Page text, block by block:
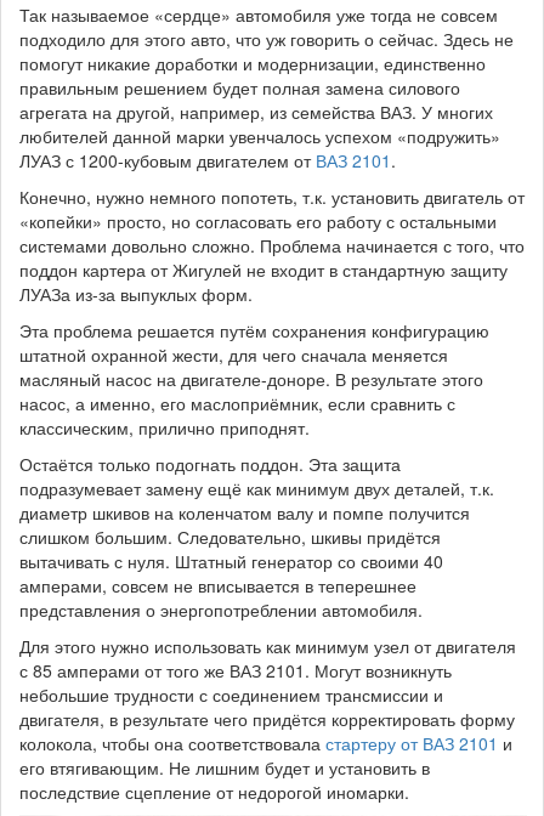
Так называемое «сердце» автомобиля уже тогда не совсем
подходило для этого авто, что уж говорить о сейчас. Здесь не
помогут никакие доработки и модернизации, единственно
правильным решением будет полная замена силового
агрегата на другой, например, из семейства ВАЗ. У многих
любителей данной марки увенчалось успехом «подружить»
ЛУАЗ с 1200-кубовым двигателем от ВАЗ 2101 .
Конечно, нужно немного попотеть, т.к. установить двигатель от
«копейки» просто, но согласовать его работу с остальными
системами довольно сложно. Проблема начинается с того, что
поддон картера от Жигулей не входит в стандартную защиту
ЛУАЗа из-за выпуклых форм.
Эта проблема решается путём сохранения конфигурацию
штатной охранной жести, для чего сначала меняется
масляный насос на двигателе-доноре. В результате этого
насос, а именно, его маслоприёмник, если сравнить с
классическим, прилично приподнят.
Остаётся только подогнать поддон. Эта защита
подразумевает замену ещё как минимум двух деталей, т.к.
диаметр шкивов на коленчатом валу и помпе получится
слишком большим. Следовательно, шкивы придётся
вытачивать с нуля. Штатный генератор со своими 40
амперами, совсем не вписывается в теперешнее
представления о энергопотреблении автомобиля.
Для этого нужно использовать как минимум узел от двигателя
с 85 амперами от того же ВАЗ 2101. Могут возникнуть
небольшие трудности с соединением трансмиссии и
двигателя, в результате чего придётся корректировать форму
колокола, чтобы она соответствовала стартеру от ВАЗ 2101 и
его втягивающим. Не лишним будет и установить в
последствие сцепление от недорогой иномарки.